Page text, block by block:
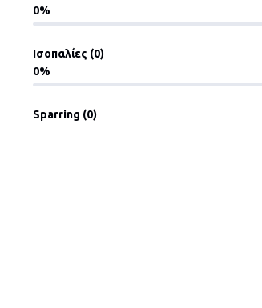
0
Ισοπαλίες (0)
0
Sparring (0)